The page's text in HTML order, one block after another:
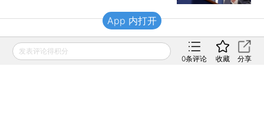
财新移动
发表评论得积分
0条评论 收藏 分享
App 内打开